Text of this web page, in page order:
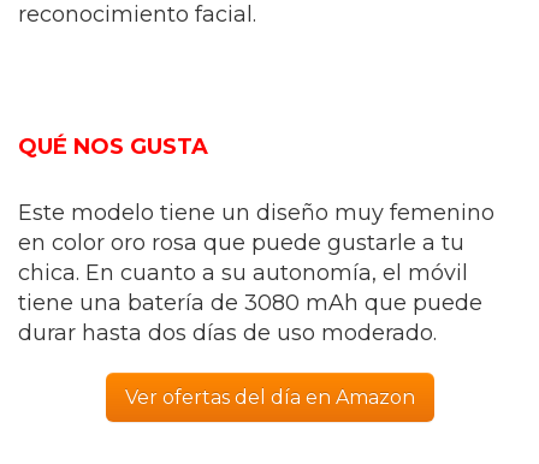
reconocimiento facial.
QUÉ NOS GUSTA
Este modelo tiene un diseño muy femenino
en color oro rosa que puede gustarle a tu
chica. En cuanto a su autonomía, el móvil
tiene una batería de 3080 mAh que puede
durar hasta dos días de uso moderado.
Ver ofertas del día en Amazon